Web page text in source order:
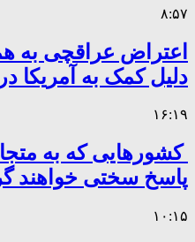
۸:۵۷
اعتراض عراقچی به
دلیل کمک به آمریکا
۱۶:۱۹
کشورهایی که به
پاسخ سختی خواهند
۱۰:۱۵